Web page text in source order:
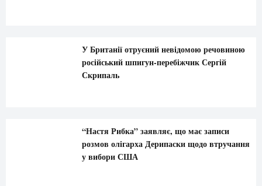
У Британії отруєний невідомою речовиною
російський шпигун-перебіжчик Сергій
Скрипаль
“Настя Рибка” заявляє, що має записи
розмов олігарха Дерипаски щодо втручання
у вибори США